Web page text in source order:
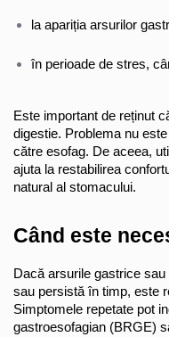
la apariția arsurilor
în perioade de stres,
Este important de reținut
digestie. Problema nu
către esofag. De aceea,
ajuta la restabilirea
natural al stomacului.
Când este
Dacă arsurile gastrice
sau persistă în timp, este
Simptomele repetate pot
gastroesofagian (BRGE)